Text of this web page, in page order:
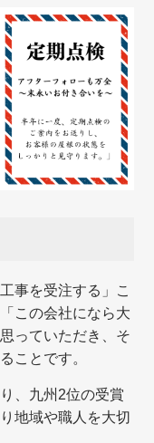
事を受注する」こ
この会社になら大
っていただき、そ
ことです。
、九州2位の受賞
地域や職人を大切